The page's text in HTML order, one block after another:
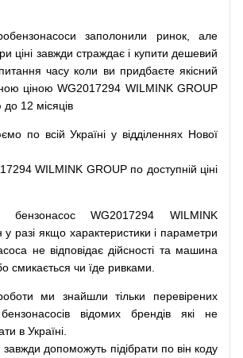
заполонили ринок,
але
ціні завжди страждає і купити дешевий
питання часу коли ви придбаєте якісний
ціною WG2017294 WILMINK GROUP
до 12 місяців
по всій Україні у відділеннях Нової
WILMINK GROUP по доступній ціні
бензонасосWG2017294 WILMINK
у разі якщо характеристики і параметри
не відповідає дійсності та машина
смикається чи їде ривками
ми знайшли тільки
перевірених
бензонасосів відомих брендів які
не
в Україні.
завжди допоможуть підібрати по він коду